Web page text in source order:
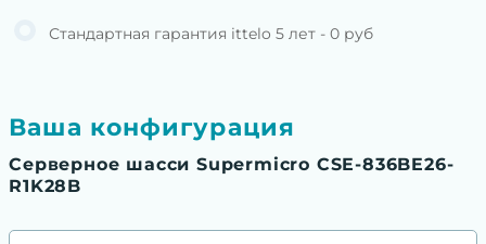
Стандартная гарантия ittelo 5 лет - 0 руб
Ваша конфигурация
Серверное шасси Supermicro CSE-836BE26-
R1K28B